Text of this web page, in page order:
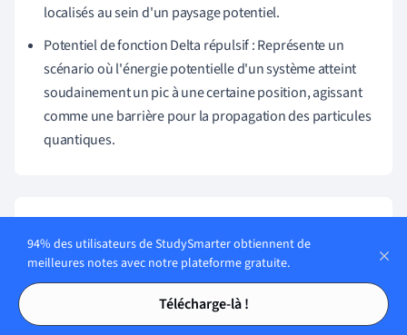
Tables des matières
Tables des matières
localisés au sein d'un paysage potentiel.
Potentiel de fonction Delta répulsif : Représente un
scénario où l'énergie potentielle d'un système atteint
soudainement un pic à une certaine position, agissant
comme une barrière pour la propagation des particules
quantiques.
Sujets similaires dans Physique-chimie
Physique
94% des utilisateurs de StudySmarter obtiennent de
meilleures notes avec notre plateforme gratuite.
Télécharge-là !